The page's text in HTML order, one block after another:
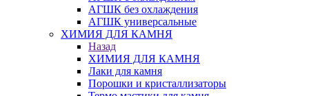
АГШК без охлаждения
АГШК универсальные
ХИМИЯ ДЛЯ КАМНЯ
Назад
ХИМИЯ ДЛЯ КАМНЯ
Лаки для камня
Порошки и кристаллизаторы